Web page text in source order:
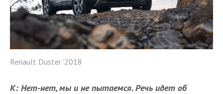
Renault Duster '2018
К: Нет-нет, мы и не пытаемся. Речь идет об